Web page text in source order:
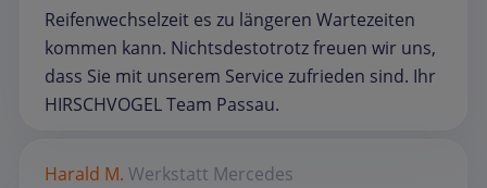
Reifenwechselzeit es zu längeren Wartezeiten
kommen kann. Nichtsdestotrotz freuen wir uns,
dass Sie mit unserem Service zufrieden sind. Ihr
HIRSCHVOGEL Team Passau.
Harald M. Werkstatt Mercedes